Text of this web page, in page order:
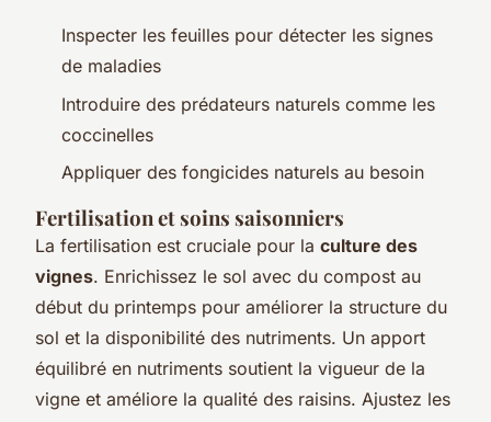
Inspecter les feuilles pour détecter les signes
de maladies
Introduire des prédateurs naturels comme les
coccinelles
Appliquer des fongicides naturels au besoin
Fertilisation et soins saisonniers
La fertilisation est cruciale pour la culture des
vignes. Enrichissez le sol avec du compost au
début du printemps pour améliorer la structure du
sol et la disponibilité des nutriments. Un apport
équilibré en nutriments soutient la vigueur de la
vigne et améliore la qualité des raisins. Ajustez les